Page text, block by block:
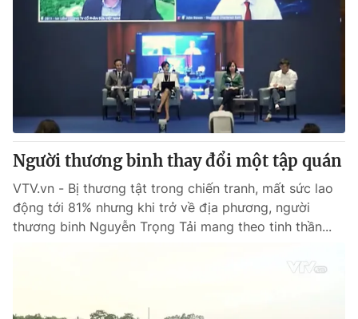
Người thương binh thay đổi một tập quán
VTV.vn - Bị thương tật trong chiến tranh, mất sức lao
động tới 81% nhưng khi trở về địa phương, người
thương binh Nguyễn Trọng Tải mang theo tinh thần...